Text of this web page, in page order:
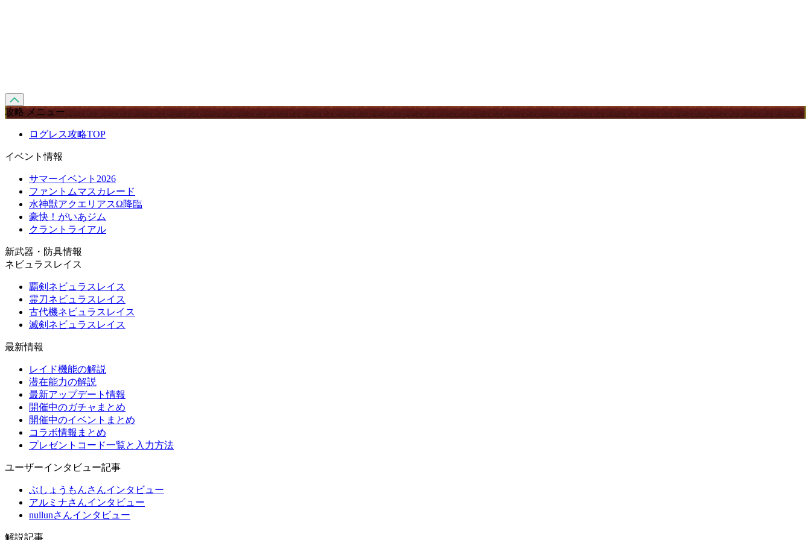
攻略 メニュー
ログレス攻略TOP
イベント情報
サマーイベント2026
ファントムマスカレード
水神獣アクエリアスΩ降臨
豪快！がいあジム
クラントライアル
新武器・防具情報
ネビュラスレイス
覇剣ネビュラスレイス
霊刀ネビュラスレイス
古代機ネビュラスレイス
滅剣ネビュラスレイス
最新情報
レイド機能の解説
潜在能力の解説
最新アップデート情報
開催中のガチャまとめ
開催中のイベントまとめ
コラボ情報まとめ
プレゼントコード一覧と入力方法
ユーザーインタビュー記事
ぶしょうもんさんインタビュー
アルミナさんインタビュー
nullunさんインタビュー
解説記事